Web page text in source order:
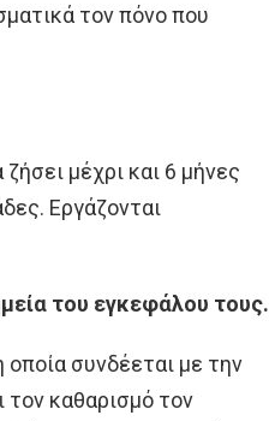
τον πόνο που
μέχρι και 6 μήνες
Εργάζονται
του εγκεφάλου τους.
οποία συνδέεται με την
τον καθαρισμό τον